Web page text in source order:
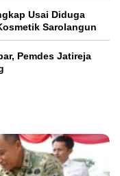
Usai Diduga
Sarolangun
Pemdes Jatireja